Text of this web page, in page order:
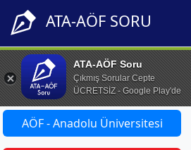
ATA-AÖF SORU
ATA-AÖF Soru
Çıkmış Sorular Cepte
ÜCRETSİZ - Google Play'de
AÖF - Anadolu Üniversitesi